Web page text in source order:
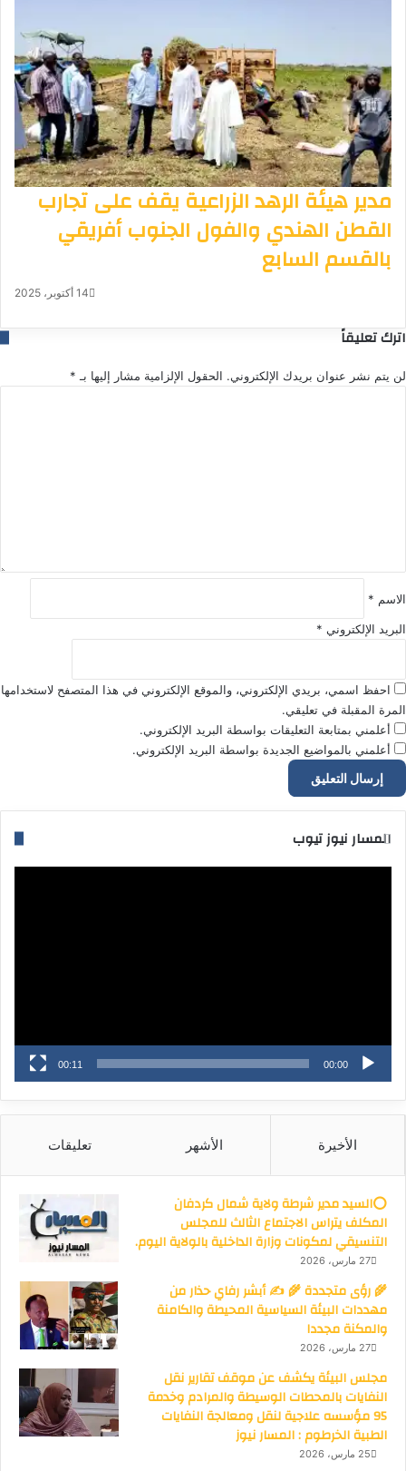
مدير هيئة الرهد الزراعية يقف على تجارب
القطن الهندي والفول الجنوب أفريقي
بالقسم السابع
14 أكتوبر، 2025
اترك تعليقاً
لن يتم نشر عنوان بريدك الإلكتروني. الحقول الإلزامية مشار إليها بـ *
الاسم *
البريد الإلكتروني *
احفظ اسمي، بريدي الإلكتروني، والموقع الإلكتروني في هذا المتصفح لاستخدامها
المرة المقبلة في تعليقي.
أعلمني بمتابعة التعليقات بواسطة البريد الإلكتروني.
أعلمني بالمواضيع الجديدة بواسطة البريد الإلكتروني.
المسار نيوز تيوب
00:00
00:11
الأخيرة الأشهر تعليقات
⭕السيد مدير شرطة ولاية شمال كردفان
المكلف يتراس الاجتماع الثالث للمجلس
التنسيقي لمكونات وزارة الداخلية بالولاية اليوم.
27 مارس، 2026
🌾 رؤى متجددة 🌾 ✍️ أبشر رفاي حذار من
مهددات البيئة السياسية المحيطة والكامنة
والمكنة مجددا
27 مارس، 2026
مجلس البيئة يكشف عن موقف تقارير نقل
النفايات بالمحطات الوسيطة والمرادم وخدمة
95 مؤسسه علاجية لنقل ومعالجة النفايات
الطبية الخرطوم : المسار نيوز
25 مارس، 2026